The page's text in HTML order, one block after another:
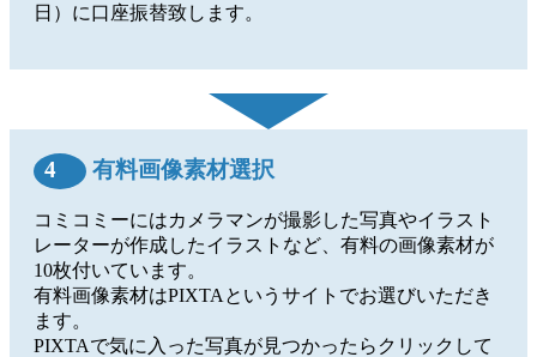
日）に口座振替致します。
4 有料画像素材選択
コミコミーにはカメラマンが撮影した写真やイラスト
レーターが作成したイラストなど、有料の画像素材が
10枚付いています。
有料画像素材はPIXTAというサイトでお選びいただき
ます。
PIXTAで気に入った写真が見つかったらクリックして